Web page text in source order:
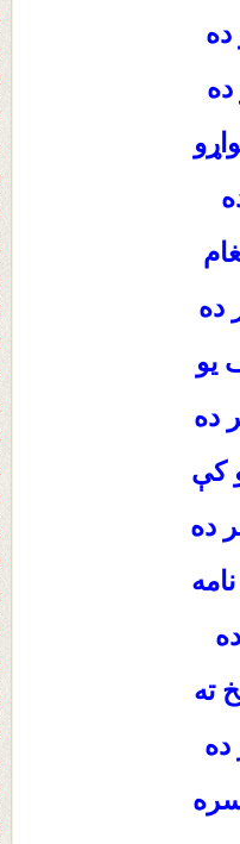
ده
ده
یو
ده
کې
ده
ته
ده
سره